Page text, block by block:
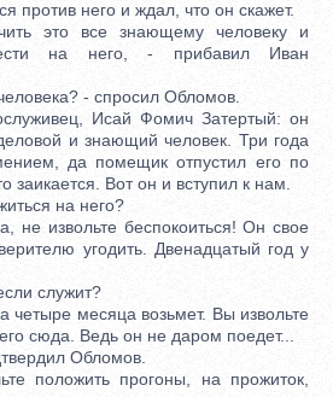
против него и ждал, что он скажет.
это все знающему человеку и
на него, - прибавил Иван
- спросил Обломов.
Исай Фомич Затертый: он
и знающий человек. Три года
да помещик отпустил его по
заикается. Вот он и вступил к нам.
на него?
извольте беспокоиться! Он свое
угодить. Двенадцатый год у
служит?
месяца возьмет. Вы извольте
сюда. Ведь он не даром поедет...
Обломов.
прогоны, на прожиток,